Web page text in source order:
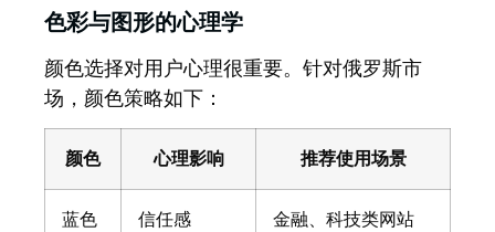
色彩与图形的心理学
颜色选择对用户心理很重要。针对俄罗斯市
场，颜色策略如下：
颜色 心理影响 推荐使用场景
蓝色 信任感 金融、科技类网站